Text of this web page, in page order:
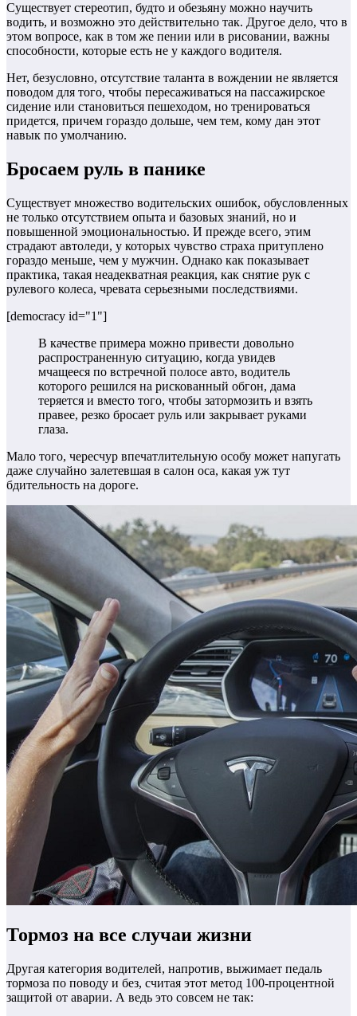
Существует стереотип, будто и обезьяну можно научить
водить, и возможно это действительно так. Другое дело, что в
этом вопросе, как в том же пении или в рисовании, важны
способности, которые есть не у каждого водителя.
Нет, безусловно, отсутствие таланта в вождении не является
поводом для того, чтобы пересаживаться на пассажирское
сидение или становиться пешеходом, но тренироваться
придется, причем гораздо дольше, чем тем, кому дан этот
навык по умолчанию.
Бросаем руль в панике
Существует множество водительских ошибок, обусловленных
не только отсутствием опыта и базовых знаний, но и
повышенной эмоциональностью. И прежде всего, этим
страдают автоледи, у которых чувство страха притуплено
гораздо меньше, чем у мужчин. Однако как показывает
практика, такая неадекватная реакция, как снятие рук с
рулевого колеса, чревата серьезными последствиями.
[democracy id="1"]
В качестве примера можно привести довольно
распространенную ситуацию, когда увидев
мчащееся по встречной полосе авто, водитель
которого решился на рискованный обгон, дама
теряется и вместо того, чтобы затормозить и взять
правее, резко бросает руль или закрывает руками
глаза.
Мало того, чересчур впечатлительную особу может напугать
даже случайно залетевшая в салон оса, какая уж тут
бдительность на дороге.
Тормоз на все случаи жизни
Другая категория водителей, напротив, выжимает педаль
тормоза по поводу и без, считая этот метод 100-процентной
защитой от аварии. А ведь это совсем не так: